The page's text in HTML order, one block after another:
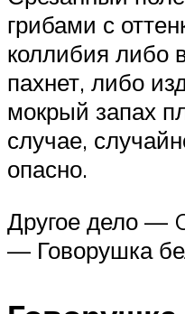
грибами с
коллибия либо
пахнет, либо
мокрый запах
случае,
опасно.
Другое дело —
— Говорушка